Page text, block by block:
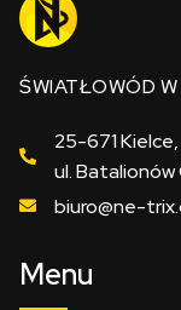
ŚWIATŁOWÓD
25-671 Kielce,
ul. Batalionów
biuro@ne-
Menu